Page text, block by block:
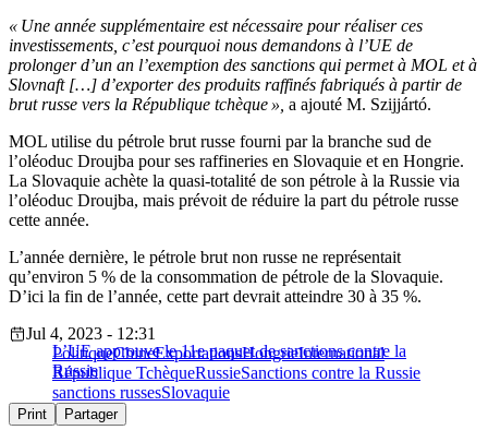
« Une année supplémentaire est nécessaire pour réaliser ces
investissements, c’est pourquoi nous demandons à l’UE de
prolonger d’un an l’exemption des sanctions qui permet à MOL et à
Slovnaft […] d’exporter des produits raffinés fabriqués à partir de
brut russe vers la République tchèque », a ajouté M. Szijjártó.
MOL utilise du pétrole brut russe fourni par la branche sud de
l’oléoduc Droujba pour ses raffineries en Slovaquie et en Hongrie.
La Slovaquie achète la quasi-totalité de son pétrole à la Russie via
l’oléoduc Droujba, mais prévoit de réduire la part du pétrole russe
cette année.
L’année dernière, le pétrole brut non russe ne représentait
qu’environ 5 % de la consommation de pétrole de la Slovaquie.
D’ici la fin de l’année, cette part devrait atteindre 30 à 35 %.
L’UE approuve le 11e paquet de sanctions contre la
Russie
Jul 4, 2023 - 12:31
PolitiqueChineExportationsHongrieInternational
République TchèqueRussieSanctions contre la Russie
sanctions russesSlovaquie
Print Partager